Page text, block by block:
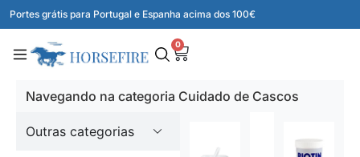
Portes grátis para Portugal e Espanha acima dos 100€
0
Navegando na categoria Cuidado de Cascos
Outras categorias